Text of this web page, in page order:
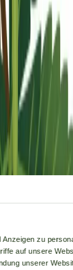
zu
auf unsere
unserer